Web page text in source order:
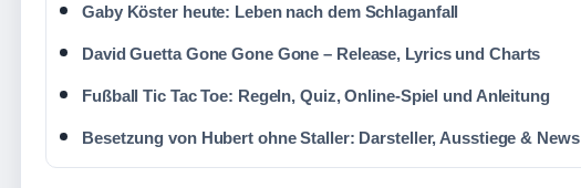
Gaby Köster heute: Leben nach dem Schlaganfall
David Guetta Gone Gone Gone – Release, Lyrics und Charts
Fußball Tic Tac Toe: Regeln, Quiz, Online-Spiel und Anleitung
Besetzung von Hubert ohne Staller: Darsteller, Ausstiege & News